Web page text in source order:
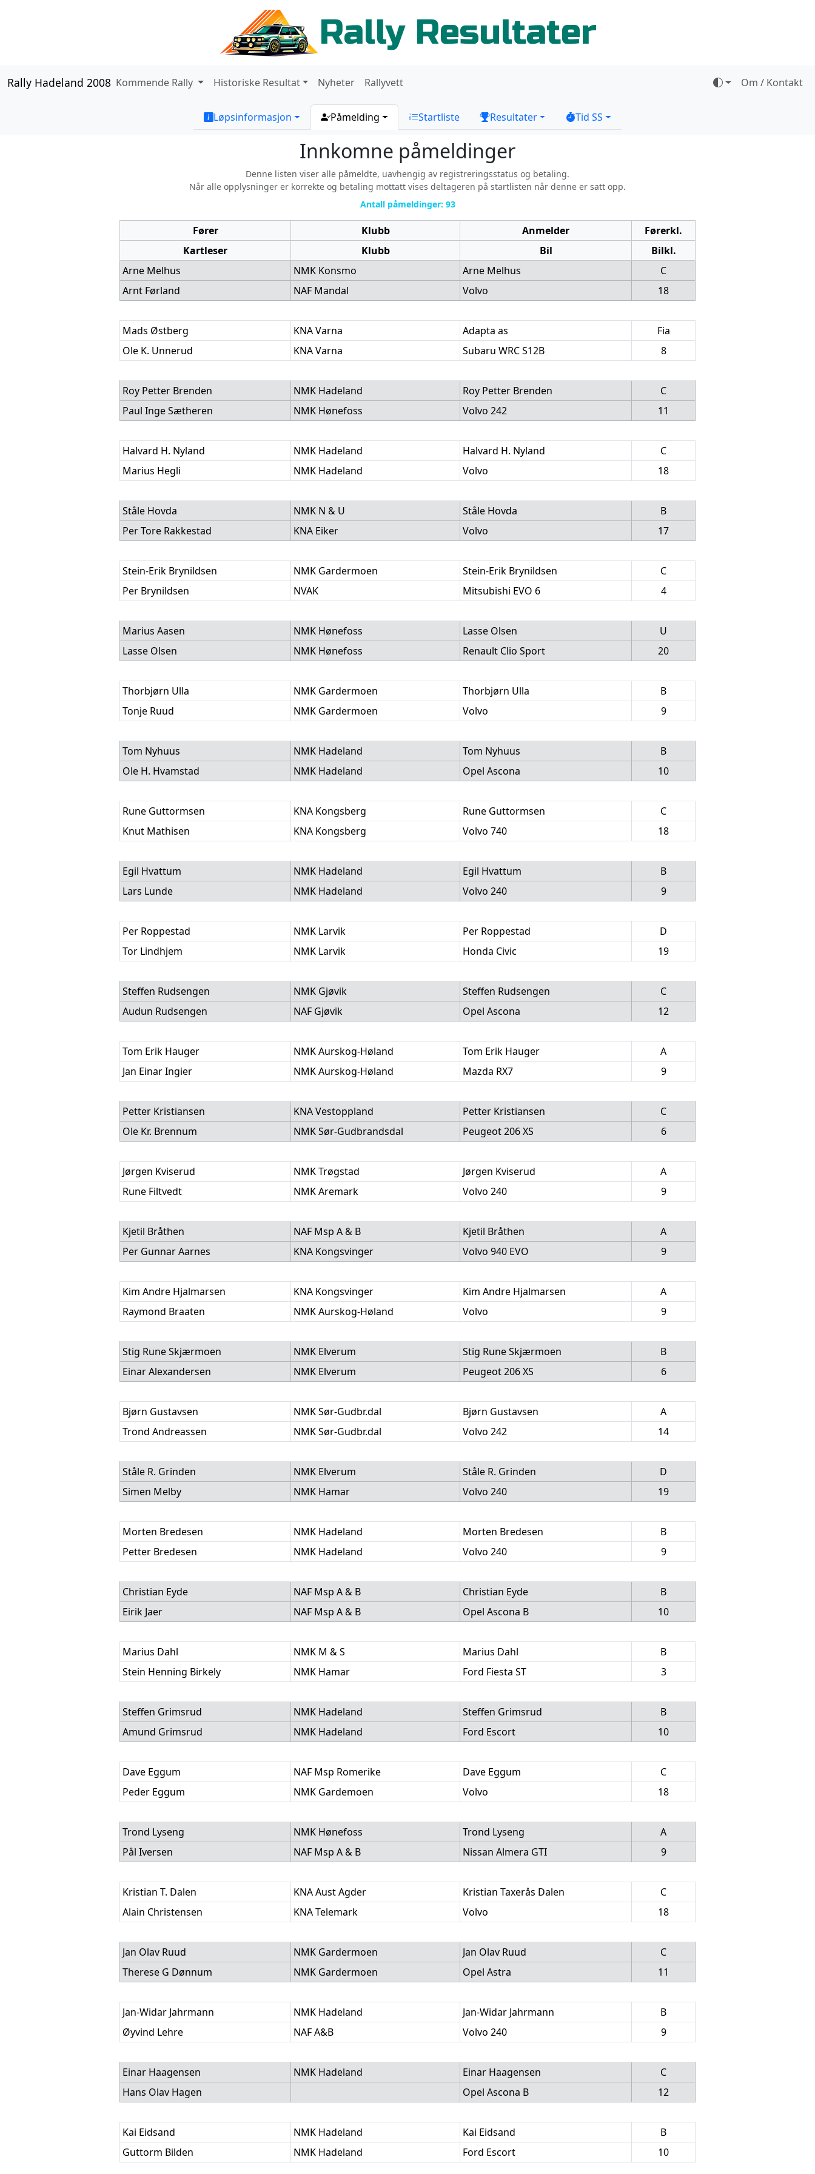
Rally Resultater
Rally Hadeland 2008 Kommende Rally Historiske Resultat Nyheter Rallyvett Om / Kontakt
Løpsinformasjon Påmelding Startliste Resultater Tid SS
Innkomne påmeldinger
Denne listen viser alle påmeldte, uavhengig av registreringsstatus og betaling.
Når alle opplysninger er korrekte og betaling mottatt vises deltageren på startlisten når denne er satt opp.
Antall påmeldinger: 93
Fører Klubb Anmelder
Førerkl.
Kartleser
Klubb Bil
Bilkl.
Arne Melhus
NMK Konsmo Arne Melhus
C
Arnt Førland
NAF Mandal Volvo 18
Mads Østberg KNA Varna Adapta as
Fia
Ole K. Unnerud
KNA Varna Subaru WRC S12B 8
Roy Petter Brenden NMK Hadeland Roy Petter Brenden
C
Paul Inge Sætheren
NMK Hønefoss Volvo 242 11
Halvard H. Nyland NMK Hadeland Halvard H. Nyland
C
Marius Hegli
NMK Hadeland Volvo 18
Ståle Hovda NMK N & U Ståle Hovda
B
Per Tore Rakkestad
KNA Eiker Volvo 17
Stein-Erik Brynildsen NMK Gardermoen Stein-Erik Brynildsen
C
Per Brynildsen
NVAK Mitsubishi EVO 6 4
Marius Aasen NMK Hønefoss Lasse Olsen
U
Lasse Olsen
NMK Hønefoss Renault Clio Sport 20
Thorbjørn Ulla NMK Gardermoen Thorbjørn Ulla
B
Tonje Ruud
NMK Gardermoen Volvo 9
Tom Nyhuus NMK Hadeland Tom Nyhuus
B
Ole H. Hvamstad
NMK Hadeland Opel Ascona 10
Rune Guttormsen KNA Kongsberg Rune Guttormsen
C
Knut Mathisen
KNA Kongsberg Volvo 740 18
Egil Hvattum NMK Hadeland Egil Hvattum
B
Lars Lunde
NMK Hadeland Volvo 240 9
Per Roppestad NMK Larvik Per Roppestad
D
Tor Lindhjem
NMK Larvik Honda Civic 19
Steffen Rudsengen NMK Gjøvik Steffen Rudsengen
C
Audun Rudsengen
NAF Gjøvik Opel Ascona 12
Tom Erik Hauger NMK Aurskog-Høland Tom Erik Hauger
A
Jan Einar Ingier
NMK Aurskog-Høland Mazda RX7 9
Petter Kristiansen KNA Vestoppland Petter Kristiansen
C
Ole Kr. Brennum
NMK Sør-Gudbrandsdal Peugeot 206 XS 6
Jørgen Kviserud NMK Trøgstad Jørgen Kviserud
A
Rune Filtvedt
NMK Aremark Volvo 240 9
Kjetil Bråthen NAF Msp A & B Kjetil Bråthen
A
Per Gunnar Aarnes
KNA Kongsvinger Volvo 940 EVO 9
Kim Andre Hjalmarsen KNA Kongsvinger Kim Andre Hjalmarsen
A
Raymond Braaten
NMK Aurskog-Høland Volvo 9
Stig Rune Skjærmoen NMK Elverum Stig Rune Skjærmoen
B
Einar Alexandersen
NMK Elverum Peugeot 206 XS 6
Bjørn Gustavsen NMK Sør-Gudbr.dal Bjørn Gustavsen
A
Trond Andreassen
NMK Sør-Gudbr.dal Volvo 242 14
Ståle R. Grinden NMK Elverum Ståle R. Grinden
D
Simen Melby
NMK Hamar Volvo 240 19
Morten Bredesen NMK Hadeland Morten Bredesen
B
Petter Bredesen
NMK Hadeland Volvo 240 9
Christian Eyde NAF Msp A & B Christian Eyde
B
Eirik Jaer
NAF Msp A & B Opel Ascona B 10
Marius Dahl NMK M & S Marius Dahl
B
Stein Henning Birkely
NMK Hamar Ford Fiesta ST 3
Steffen Grimsrud NMK Hadeland Steffen Grimsrud
B
Amund Grimsrud
NMK Hadeland Ford Escort 10
Dave Eggum NAF Msp Romerike Dave Eggum
C
Peder Eggum
NMK Gardemoen Volvo 18
Trond Lyseng NMK Hønefoss Trond Lyseng
A
Pål Iversen
NAF Msp A & B Nissan Almera GTI 9
Kristian T. Dalen KNA Aust Agder Kristian Taxerås Dalen
C
Alain Christensen
KNA Telemark Volvo 18
Jan Olav Ruud NMK Gardermoen Jan Olav Ruud
C
Therese G Dønnum
NMK Gardermoen Opel Astra 11
Jan-Widar Jahrmann NMK Hadeland Jan-Widar Jahrmann
B
Øyvind Lehre
NAF A&B Volvo 240 9
Einar Haagensen NMK Hadeland Einar Haagensen
C
Hans Olav Hagen
Opel Ascona B 12
Kai Eidsand NMK Hadeland Kai Eidsand
B
Guttorm Bilden
NMK Hadeland Ford Escort 10